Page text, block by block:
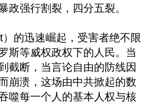
政强行割裂，四分五裂。
）的迅速崛起，受害者绝不限
斯等威权政权下的人民。当
截断，当言论自由的防线因
崩溃，这场由中共掀起的数
噬每一个人的基本人权与核